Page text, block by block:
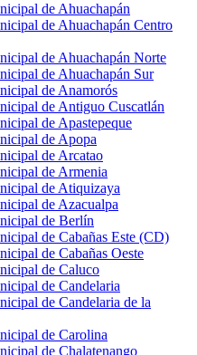
de Ahuachapán
de Ahuachapán Centro
de Ahuachapán Norte
de Ahuachapán Sur
de Anamorós
de Antiguo Cuscatlán
de Apastepeque
de Apopa
de Arcatao
de Armenia
de Atiquizaya
de Azacualpa
de Berlín
de Cabañas Este (CD)
de Cabañas Oeste
de Caluco
de Candelaria
de Candelaria de la
de Carolina
de Chalatenango